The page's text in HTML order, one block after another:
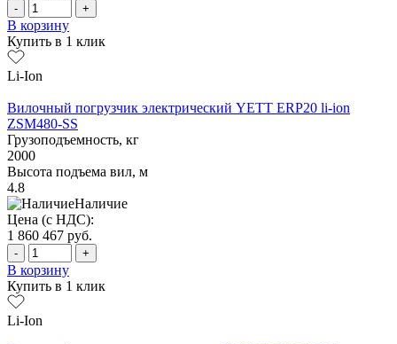
- +
В корзину
Купить в 1 клик
Li-Ion
Вилочный погрузчик электрический YETT ERP20 li-ion
ZSM480-SS
Грузоподъемность, кг
2000
Высота подъема вил, м
4.8
Наличие
Цена (с НДС):
1 860 467 руб.
- +
В корзину
Купить в 1 клик
Li-Ion